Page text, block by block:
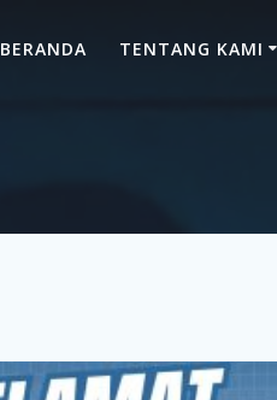
BERANDA TENTANG KAMI